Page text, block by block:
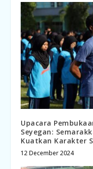
Upacara
Seyegan:
Kuatkan Karakter
12 December 2024